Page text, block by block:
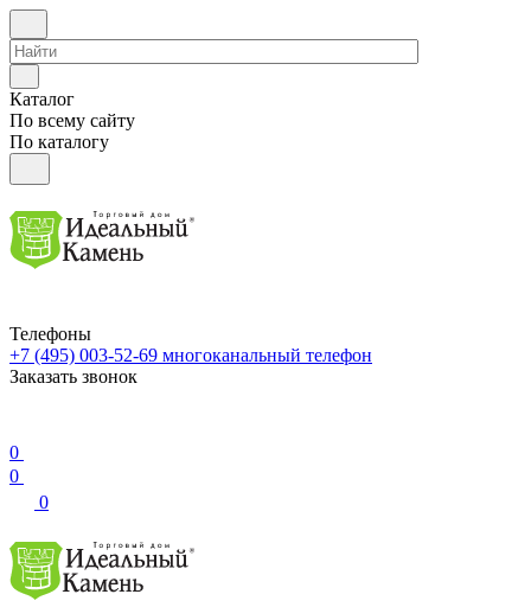
Каталог
По всему сайту
По каталогу
Телефоны
+7 (495) 003-52-69 многоканальный телефон
Заказать звонок
0
0
0